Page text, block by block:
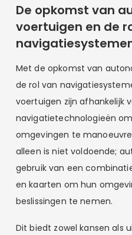
De opkomst van
voertuigen en de
Met de opkomst van
de rol van
voertuigen zijn afhankelijk
navigatietechnologieën
omgevingen te
alleen is niet voldoende;
gebruik van een
en kaarten om hun
beslissingen te nemen.
Dit biedt zowel kansen als